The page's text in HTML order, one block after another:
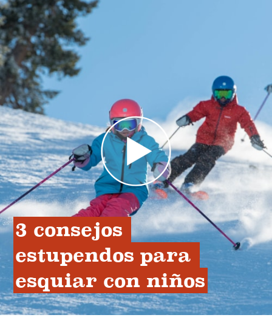
3 consejos
estupendos para
esquiar con niños